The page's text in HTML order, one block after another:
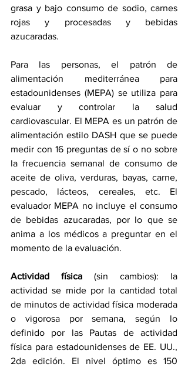
grasa y bajo consumo de sodio, carnes
rojas y procesadas y bebidas
azucaradas.
Para las personas, el patrón de
alimentación mediterránea para
estadounidenses (MEPA) se utiliza para
evaluar y controlar la salud
cardiovascular. El MEPA es un patrón de
alimentación estilo DASH que se puede
medir con 16 preguntas de sí o no sobre
la frecuencia semanal de consumo de
aceite de oliva, verduras, bayas, carne,
pescado, lácteos, cereales, etc. El
evaluador MEPA no incluye el consumo
de bebidas azucaradas, por lo que se
anima a los médicos a preguntar en el
momento de la evaluación.
Actividad física (sin cambios): la
actividad se mide por la cantidad total
de minutos de actividad física moderada
o vigorosa por semana, según lo
definido por las Pautas de actividad
física para estadounidenses de EE. UU.,
2da edición. El nivel óptimo es 150